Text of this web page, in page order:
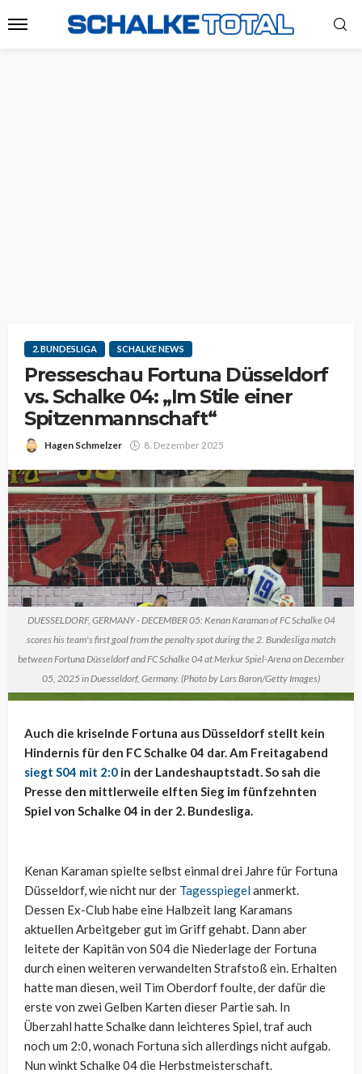
2. BUNDESLIGA SCHALKE NEWS
Presseschau Fortuna Düsseldorf
vs. Schalke 04: „Im Stile einer
Spitzenmannschaft“
Hagen Schmelzer 8. Dezember 2025
DUESSELDORF, GERMANY - DECEMBER 05: Kenan Karaman of FC Schalke 04
scores his team's first goal from the penalty spot during the 2. Bundesliga match
between Fortuna Düsseldorf and FC Schalke 04 at Merkur Spiel-Arena on December
05, 2025 in Duesseldorf, Germany. (Photo by Lars Baron/Getty Images)
Auch die kriselnde Fortuna aus Düsseldorf stellt kein
Hindernis für den FC Schalke 04 dar. Am Freitagabend
siegt S04 mit 2:0 in der Landeshauptstadt. So sah die
Presse den mittlerweile elften Sieg im fünfzehnten
Spiel von Schalke 04 in der 2. Bundesliga.
Kenan Karaman spielte selbst einmal drei Jahre für Fortuna
Düsseldorf, wie nicht nur der Tagesspiegelanmerkt.
Dessen Ex-Club habe eine Halbzeit lang Karamans
aktuellen Arbeitgeber gut im Griff gehabt. Dann aber
leitete der Kapitän von S04 die Niederlage der Fortuna
durch einen weiteren verwandelten Strafstoß ein. Erhalten
hatte man diesen, weil Tim Oberdorf foulte, der dafür die
erste von zwei Gelben Karten dieser Partie sah. In
Überzahl hatte Schalke dann leichteres Spiel, traf auch
noch um 2:0, wonach Fortuna sich allerdings nicht aufgab.
Nun winkt Schalke 04 die Herbstmeisterschaft.